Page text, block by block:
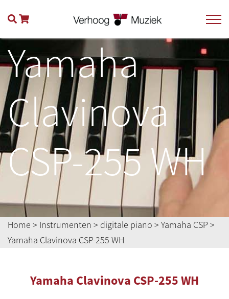
Yamaha
Clavinova
CSP-255 WH
Home > Instrumenten > digitale piano > Yamaha CSP >
Yamaha Clavinova CSP-255 WH
Yamaha Clavinova CSP-255 WH